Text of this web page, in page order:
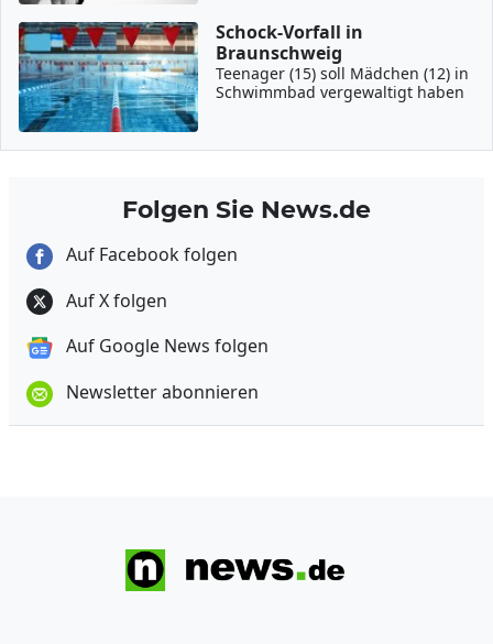
Schock-Vorfall in
Braunschweig
Teenager (15) soll Mädchen (12) in
Schwimmbad vergewaltigt haben
Folgen Sie News.de
Auf Facebook folgen
Auf X folgen
Auf Google News folgen
Newsletter abonnieren